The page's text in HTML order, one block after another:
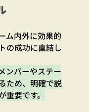
ム内外に効果的
の成功に直結し
ンバーやステー
ため、明確で説
要です。